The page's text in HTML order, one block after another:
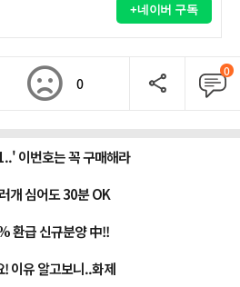
+네이버 구독
0
0